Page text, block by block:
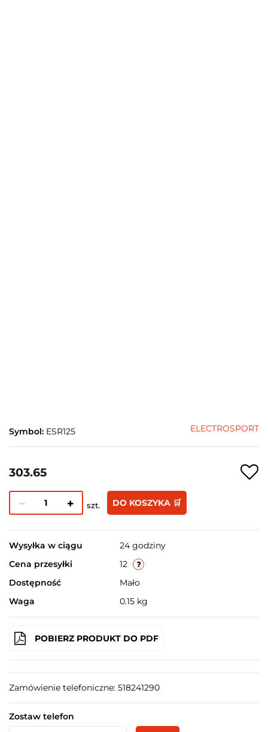
Symbol: ESR125 ELECTROSPORT
303.65
szt. DO KOSZYKA 🛒
Wysyłka w ciągu
24 godziny
Cena przesyłki
12
Dostępność
Mało
Waga
0.15 kg
POBIERZ PRODUKT DO PDF
Zamówienie telefoniczne: 518241290
Zostaw telefon